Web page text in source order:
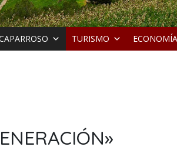
TURISMO ECONOMÍA